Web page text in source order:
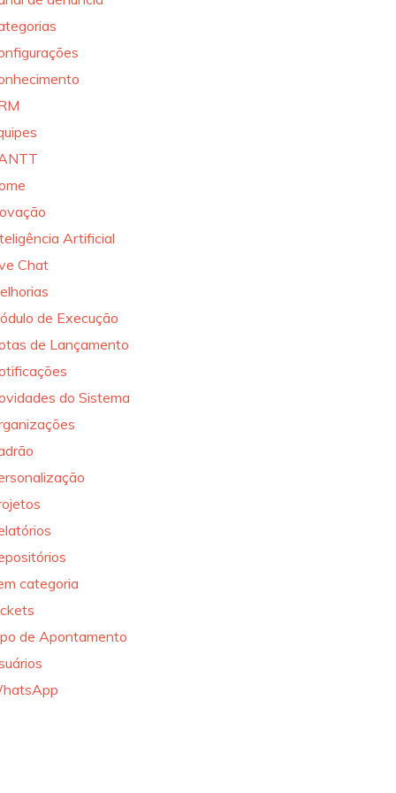
Artificial
Chat
de Execução
de Lançamento
do Sistema
categoria
de Apontamento